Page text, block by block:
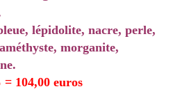
lépidolite, nacre, perle,
morganite,
= 104,00 euros